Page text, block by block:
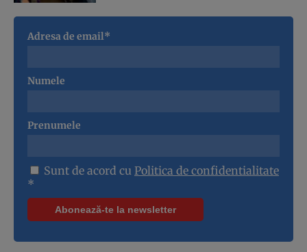
Adresa de email*
Numele
Prenumele
Sunt de acord cu Politica de confidentialitate
*